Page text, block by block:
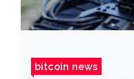
bitcoin news